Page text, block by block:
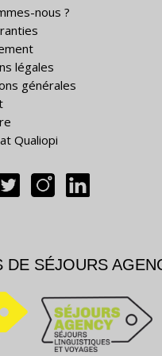
nous ?
légales
générales
Qualiopi
DE SÉJOURS